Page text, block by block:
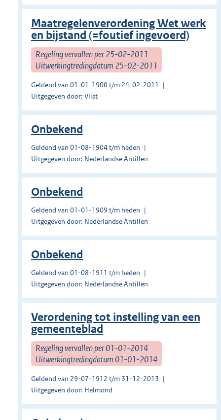
Maatregelenverordening Wet werk
en bijstand (=foutief ingevoerd)
Regeling vervallen per 25-02-2011
Uitwerkingtredingdatum 25-02-2011
Geldend van 01-01-1900 t/m 24-02-2011
Uitgegeven door: Vlist
Onbekend
Geldend van 01-08-1904 t/m heden
Uitgegeven door: Nederlandse Antillen
Onbekend
Geldend van 01-01-1909 t/m heden
Uitgegeven door: Nederlandse Antillen
Onbekend
Geldend van 01-08-1911 t/m heden
Uitgegeven door: Nederlandse Antillen
Verordening tot instelling van een
gemeenteblad
Regeling vervallen per 01-01-2014
Uitwerkingtredingdatum 01-01-2014
Geldend van 29-07-1912 t/m 31-12-2013
Uitgegeven door: Helmond